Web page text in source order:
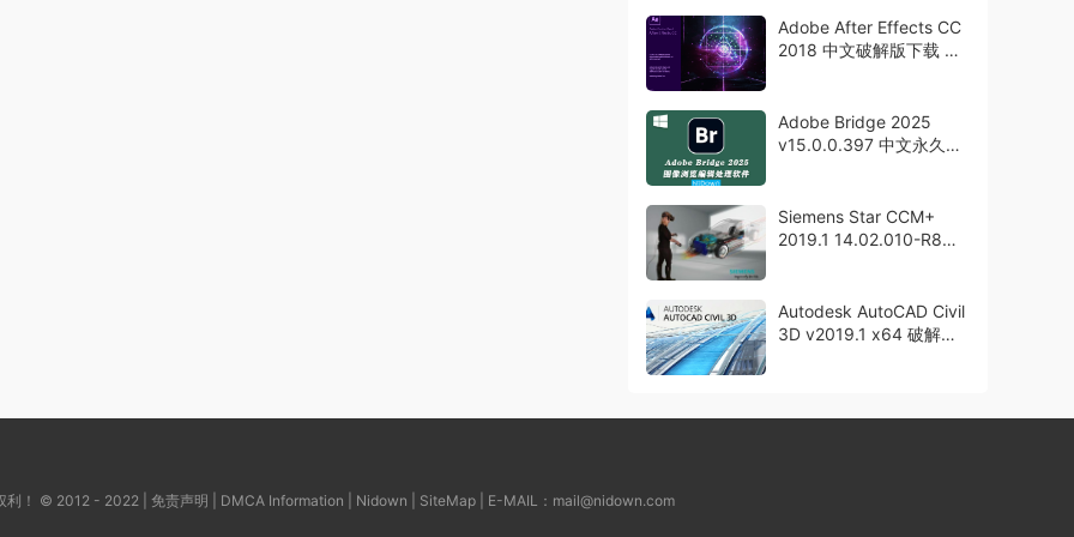
Adobe After Effects CC
2018 中文破解版下载 永
Adobe Bridge 2025
v15.0.0.397 中文永久激
Siemens Star CCM+
2019.1 14.02.010-R8
Autodesk AutoCAD Civil
3D v2019.1 x64 破解版
利！ © 2012 - 2022 | 免责声明 DMCA Information Nidown SiteMap| E-MAIL： mail@nidown.com